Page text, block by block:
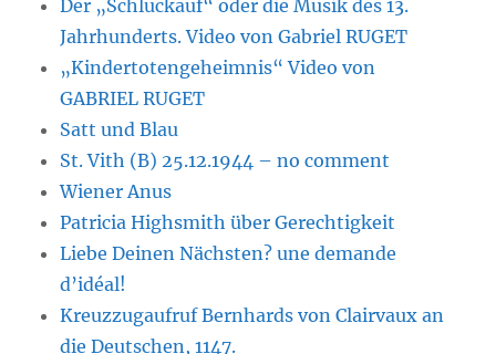
Der „Schluckauf“ oder die Musik des 13.
Jahrhunderts. Video von Gabriel RUGET
„Kindertotengeheimnis“ Video von
GABRIEL RUGET
Satt und Blau
St. Vith (B) 25.12.1944 – no comment
Wiener Anus
Patricia Highsmith über Gerechtigkeit
Liebe Deinen Nächsten? une demande
d’idéal!
Kreuzzugaufruf Bernhards von Clairvaux an
die Deutschen, 1147.